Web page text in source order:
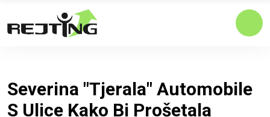
Severina "tjerala" Automobile
S Ulice Kako Bi Prošetala